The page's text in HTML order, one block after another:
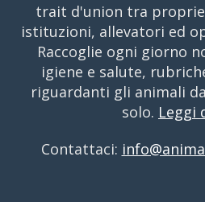
trait d'union tra
istituzioni, allevatori ed
Raccoglie ogni giorno
igiene e salute,
riguardanti gli animali
solo. Leggi
Contattaci: